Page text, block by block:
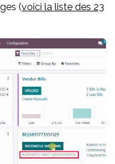
(voici la liste des 23